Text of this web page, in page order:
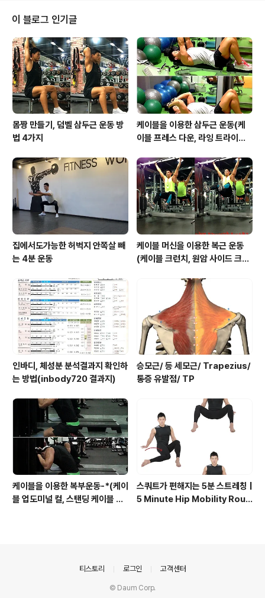
잘못된 다이어트 상식 뭐가 더 있을 까요? 알아보겠습니다
^^ ←손가락, 별표를 꾸욱 눌러주세요^o^ 큰 힘이됩니다^
^ 하나. 원래 살찌는 체질이라 다이어트를 해도소용없다?
유전적으로 살이 잘 찌는 체질은 존재한다. 그러나 유전적
으로 살이 잘 찌는 체질이라 해도 올바른 식습관과 신체활
동량을 잘 유지하면 비만..
이 블로그 인기글
몸짱 만들기, 덤벨 삼두근 운동 방
법 4가지
케이블을 이용한 삼두근 운동(케
이블 프레스 다운, 라잉 트라이셉
텐션)
집에서도가능한 허벅지 안쪽살 빼
는 4분 운동
케이블 머신을 이용한 복근 운동
(케이블 크런치, 원암 사이드 크런
인바디, 체성분 분석결과지 확인하
는 방법(inbody720 결과지)
승모근/ 등 세모근/ Trapezius/
통증 유발점/ TP
케이블을 이용한 복부운동-*(케이
블 업도미널 컬, 스탠딩 케이블 우
스쿼트가 편해지는 5분 스트레칭 |
5 Minute Hip Mobility Routi
티스토리 로그인 고객센터
© Daum Corp.